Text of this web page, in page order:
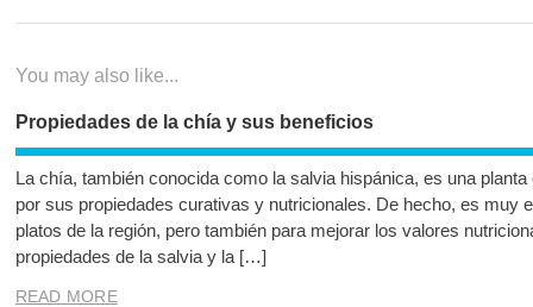
You may also like...
Propiedades de la chía y sus beneficios
La chía, también conocida como la salvia hispánica, es una
por sus propiedades curativas y nutricionales. De hecho, es muy
platos de la región, pero también para mejorar los valores
propiedades de la salvia y la […]
READ MORE